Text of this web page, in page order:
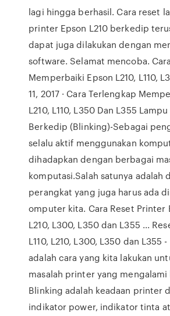
lagi hingga berhasil. Cara reset
printer Epson L210 berkedip
dapat juga dilakukan dengan
software. Selamat mencoba.
Memperbaiki Epson L210, L110,
11, 2017 · Cara Terlengkap
L210, L110, L350 Dan L355
Berkedip (Blinking)-Sebagai
selalu aktif menggunakan
dihadapkan dengan berbagai
komputasi.Salah satunya adalah
perangkat yang juga harus ada
omputer kita. Cara Reset Printer
L210, L300, L350 dan L355 ...
L110, L210, L300, L350 dan L355
adalah cara yang kita lakukan
masalah printer yang
Blinking adalah keadaan printer
indikator power, indikator tinta